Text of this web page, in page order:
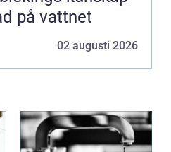
på vattnet
02 augusti 2026